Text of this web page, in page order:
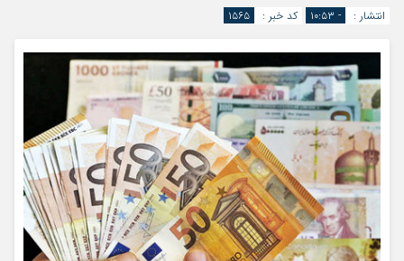
انتشار : - ۱۰:۵۳ کد خبر : ۱۵۶۵